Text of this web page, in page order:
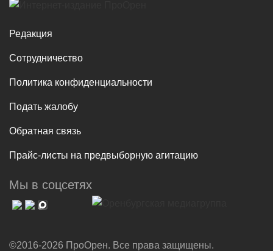
Редакция
Сотрудничество
Политика конфиденциальности
Подать жалобу
Обратная связь
Прайс-листы на предвыборную агитацию
Мы в соцсетях
©2016-2026 ПроОрен. Все права защищены.